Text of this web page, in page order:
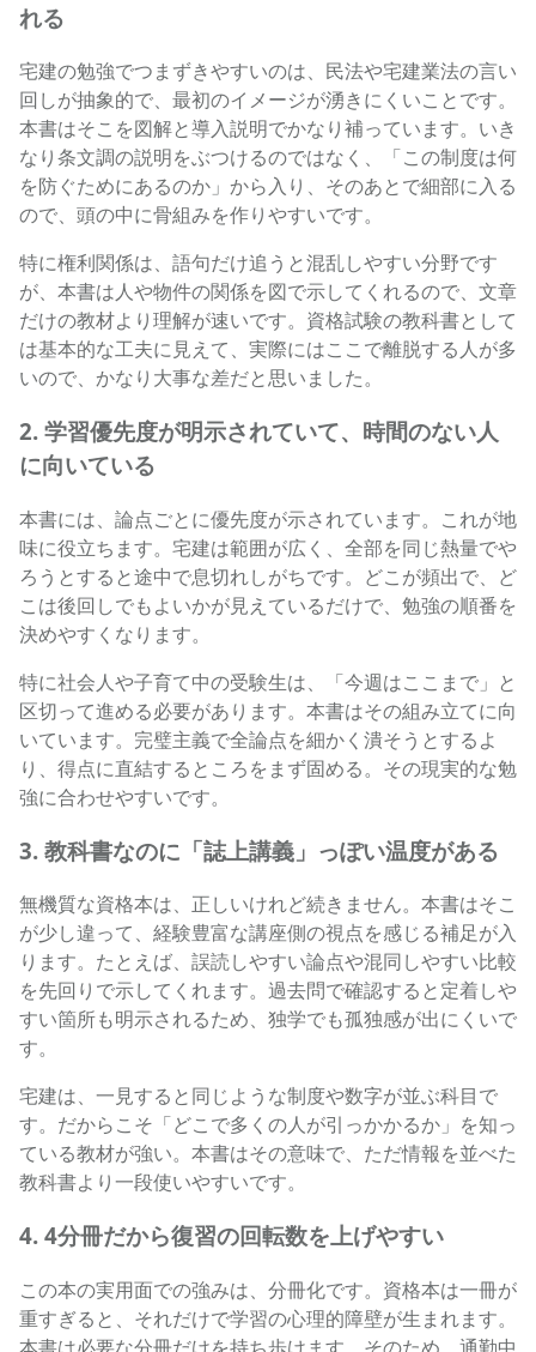
れる
宅建の勉強でつまずきやすいのは、民法や宅建業法の言い
回しが抽象的で、最初のイメージが湧きにくいことです。
本書はそこを図解と導入説明でかなり補っています。いき
なり条文調の説明をぶつけるのではなく、「この制度は何
を防ぐためにあるのか」から入り、そのあとで細部に入る
ので、頭の中に骨組みを作りやすいです。
特に権利関係は、語句だけ追うと混乱しやすい分野です
が、本書は人や物件の関係を図で示してくれるので、文章
だけの教材より理解が速いです。資格試験の教科書として
は基本的な工夫に見えて、実際にはここで離脱する人が多
いので、かなり大事な差だと思いました。
2. 学習優先度が明示されていて、時間のない人
に向いている
本書には、論点ごとに優先度が示されています。これが地
味に役立ちます。宅建は範囲が広く、全部を同じ熱量でや
ろうとすると途中で息切れしがちです。どこが頻出で、ど
こは後回しでもよいかが見えているだけで、勉強の順番を
決めやすくなります。
特に社会人や子育て中の受験生は、「今週はここまで」と
区切って進める必要があります。本書はその組み立てに向
いています。完璧主義で全論点を細かく潰そうとするよ
り、得点に直結するところをまず固める。その現実的な勉
強に合わせやすいです。
3. 教科書なのに「誌上講義」っぽい温度がある
無機質な資格本は、正しいけれど続きません。本書はそこ
が少し違って、経験豊富な講座側の視点を感じる補足が入
ります。たとえば、誤読しやすい論点や混同しやすい比較
を先回りで示してくれます。過去問で確認すると定着しや
すい箇所も明示されるため、独学でも孤独感が出にくいで
す。
宅建は、一見すると同じような制度や数字が並ぶ科目で
す。だからこそ「どこで多くの人が引っかかるか」を知っ
ている教材が強い。本書はその意味で、ただ情報を並べた
教科書より一段使いやすいです。
4. 4分冊だから復習の回転数を上げやすい
この本の実用面での強みは、分冊化です。資格本は一冊が
重すぎると、それだけで学習の心理的障壁が生まれます。